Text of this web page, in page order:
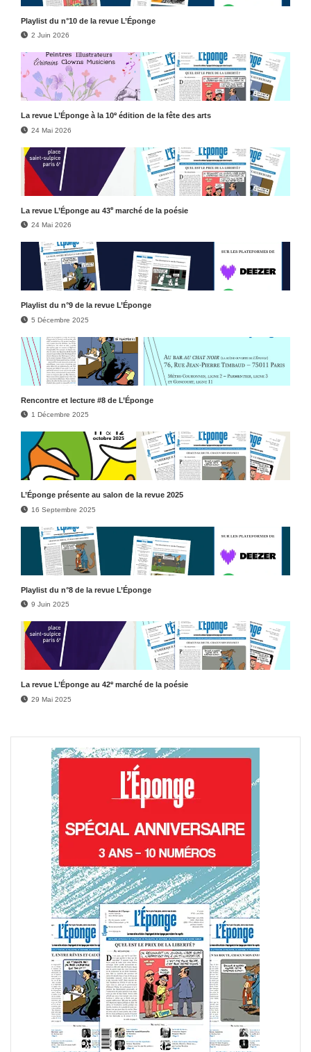
Play­list du n°10 de la revue L’Éponge
2 Juin 2026
La revue L’Éponge à la 10e édition de la fête des arts
24 Mai 2026
La revue L’Éponge au 43e marché de la poésie
24 Mai 2026
Play­list du n°9 de la revue L’Éponge
5 Décembre 2025
Rencontre et lecture #8 de L’Éponge
1 Décembre 2025
L’Éponge présente au salon de la revue 2025
16 Septembre 2025
Play­list du n°8 de la revue L’Éponge
9 Juin 2025
La revue L’Éponge au 42e marché de la poésie
29 Mai 2025